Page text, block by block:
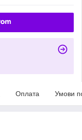
Оплата Умови